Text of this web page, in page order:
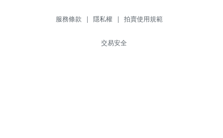
服務條款 | 隱私權 | 拍賣使用規範
交易安全